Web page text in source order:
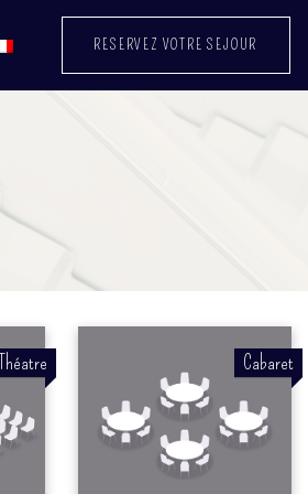
RESERVEZ VOTRE SEJOUR
Théatre Cabaret